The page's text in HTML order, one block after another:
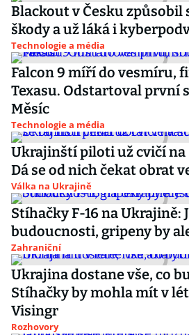
Blackout v Česku
škody a už láká i
Technologie a média
Falcon 9 míří do vesmíru,
Texasu. Odstartoval první
Měsíc
Technologie a média
Ukrajinští piloti už cvičí na
Dá se od nich čekat obrat
Válka na Ukrajině
Stíhačky F-16 na Ukrajině:
budoucnosti, gripeny by
Zahraniční
Ukrajina dostane vše, co
Stíhačky by mohla mít v
Visingr
Rozhovory